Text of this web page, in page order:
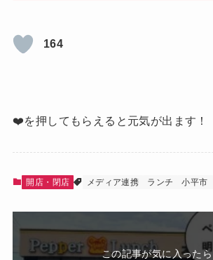
164
❤️を押してもらえると元気が出ます！
開店・閉店 メディア連携 ランチ 小平市
この記事が気に入ったら